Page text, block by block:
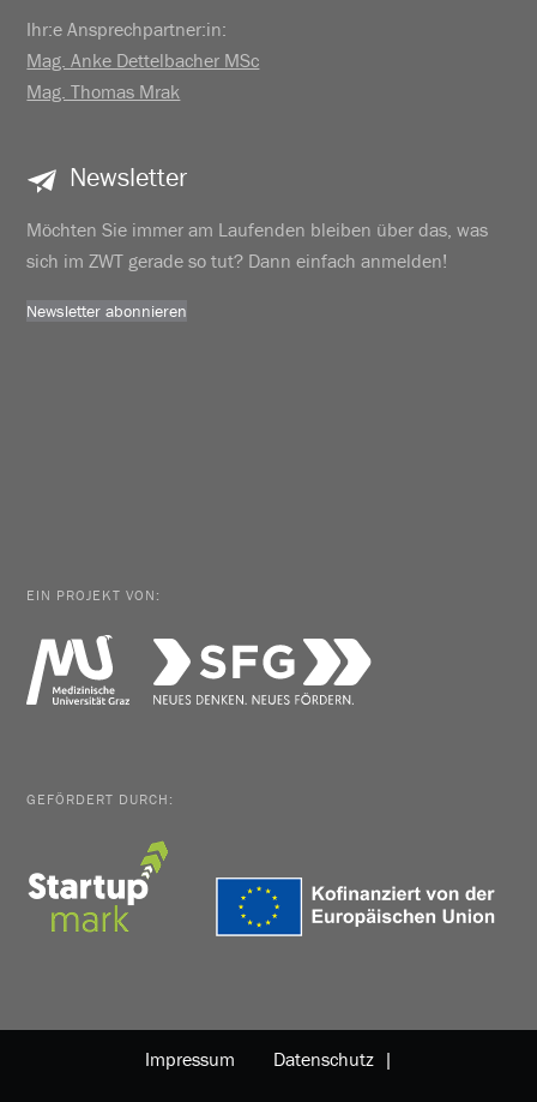
Ihr:e Ansprechpartner:in:
Mag. Anke Dettelbacher MSc
Mag. Thomas Mrak
Newsletter
Möchten Sie immer am Laufenden bleiben über das, was
sich im ZWT gerade so tut? Dann einfach anmelden!
Newsletter abonnieren
EIN PROJEKT VON:
GEFÖRDERT DURCH:
Impressum Datenschutz |